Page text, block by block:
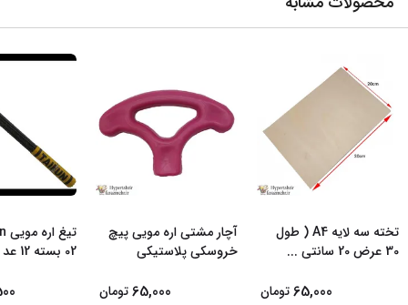
تخته سه لایه A4 ( طول
30 عرض 20 سانتی‌
...
65,000 تومان
آچار مشتی اره مویی پیچ
خروسکی پلاستیکی
65,000 تومان
02 بسته 12 عد